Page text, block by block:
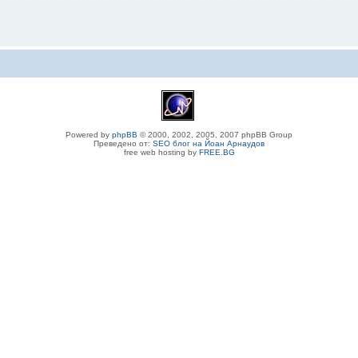
Powered by phpBB © 2000, 2002, 2005, 2007 phpBB Group
Преведено от: SEO блог на Йоан Арнаудов
free web hosting by FREE.BG